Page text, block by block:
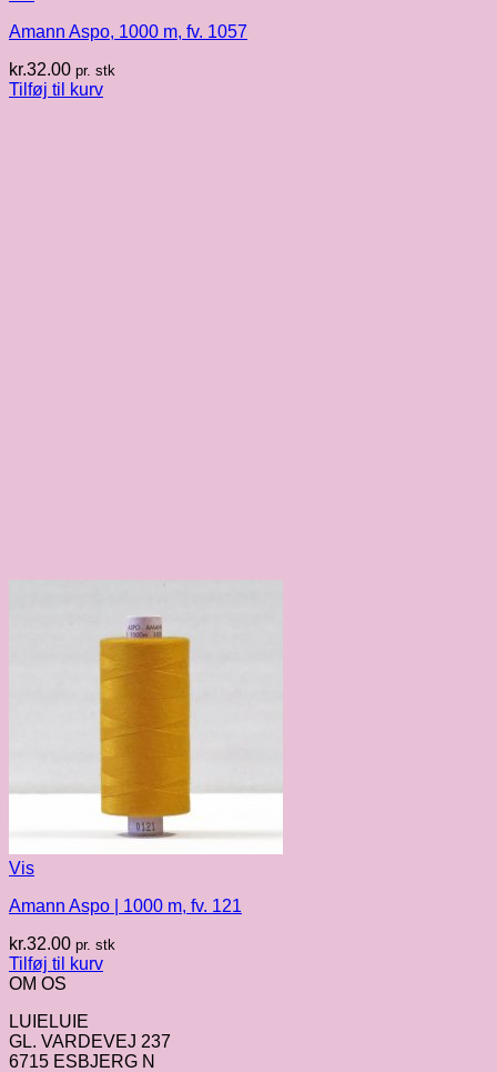
Amann Aspo, 1000 m, fv. 1057
kr.32.00 pr. stk
Tilføj til kurv
Vis
Amann Aspo | 1000 m, fv. 121
kr.32.00 pr. stk
Tilføj til kurv
OM OS
LUIELUIE
GL. VARDEVEJ 237
6715 ESBJERG N